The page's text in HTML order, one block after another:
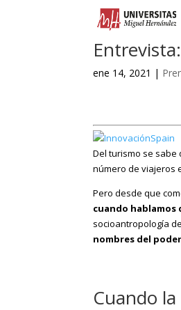
ene 14, 2021 |
Del turismo se sabe
número de viajeros
Pero desde que
cuando hablamos
socioantropología
nombres del
Cuando